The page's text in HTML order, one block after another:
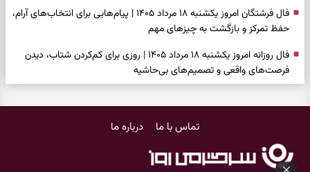
فال فرشتگان امروز یکشنبه ۱۸ مرداد ۱۴۰۵ | پیام‌هایی برای انتخاب‌های آرام،
حفظ تمرکز و بازگشت به چیزهای مهم
فال روزانه امروز یکشنبه ۱۸ مرداد ۱۴۰۵ | روزی برای کم‌کردن شتاب، دیدن
فرصت‌های واقعی و تصمیم‌های بی‌حاشیه
واقعی، کم‌کردن بار اضافه و تصمیم بدون عجله
تماس با ما درباره ما